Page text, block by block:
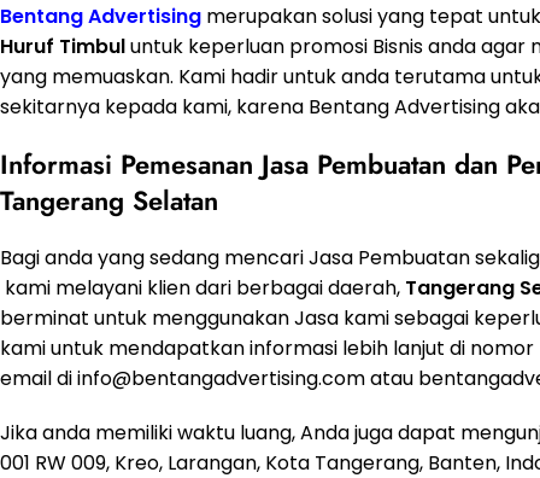
Bentang Advertising merupakan solusi yang tepat
Huruf Timbuluntuk keperluan promosi Bisnis anda
yang memuaskan. Kami hadir untuk anda terutama
sekitarnya kepada kami, karena Bentang Advertising
Informasi Pemesanan Jasa Pembuatan dan
Tangerang Selatan
Bagi anda yang sedang mencari Jasa Pembuatan
kami melayani klien dari berbagai daerah, Tangerang
berminat untuk menggunakan Jasa kami sebagai
kami untuk mendapatkan informasi lebih lanjut di nomor
email diinfo@bentangadvertising.comatau
Jika anda memiliki waktu luang, Anda juga dapat
001 RW 009, Kreo, Larangan, Kota Tangerang, Banten,